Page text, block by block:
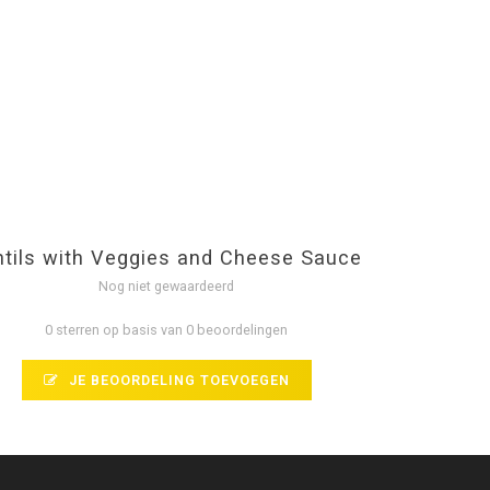
with Veggies and Cheese Sauce
Nog niet gewaardeerd
0 sterren op basis van 0 beoordelingen
JE BEOORDELING TOEVOEGEN